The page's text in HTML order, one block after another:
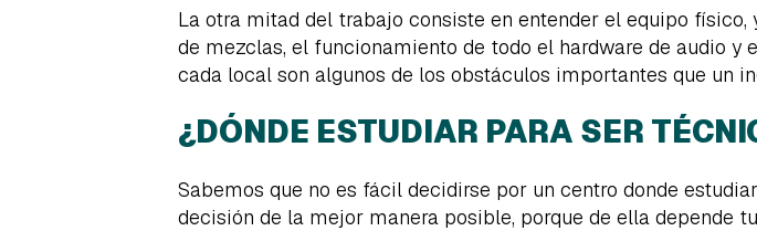
La otra mitad del trabajo consiste en entender el equipo
de mezclas, el funcionamiento de todo el hardware de audio
cada local son algunos de los obstáculos importantes que un
¿DÓNDE ESTUDIAR PARA SER
Sabemos que no es fácil decidirse por un centro donde
decisión de la mejor manera posible, porque de ella depende